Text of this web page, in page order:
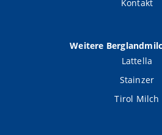
Kontakt
Weitere
Lattella
Stainzer
Tirol Milch